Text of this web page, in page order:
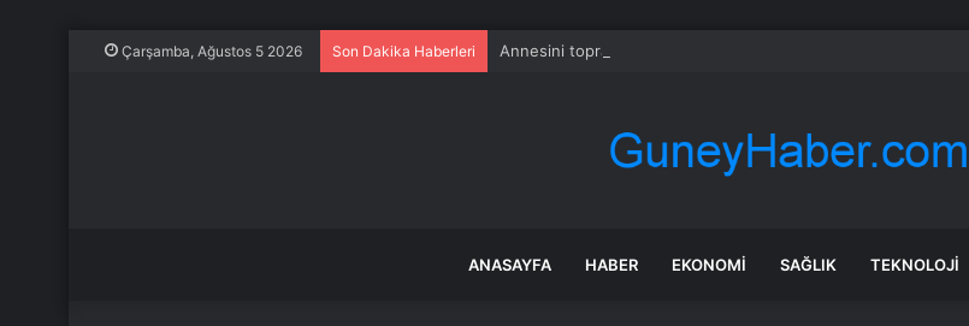
Çarşamba, Ağustos 5 2026 Son Dakika Haberleri Annesini toprağa veren Aslı Baykal’dan zehir zemberek paylaşım
ANASAYFA HABER EKONOMI SAĞLIK TEKNOLOJI